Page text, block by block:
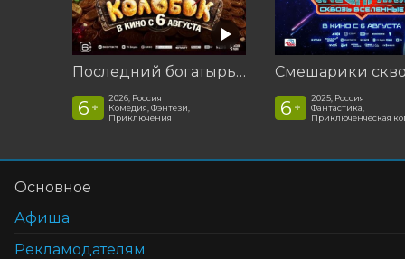
Последний богатырь. Колобок
6 +
2026, Россия
Комедия, Фэнтези,
Приключения
6 +
2025, Россия
Фантастика,
Приключенческая
Основное
Афиша
Рекламодателям